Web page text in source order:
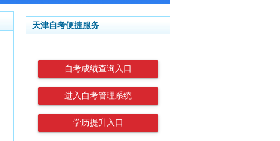
天津自考便捷服务
自考成绩查询入口
进入自考管理系统
学历提升入口